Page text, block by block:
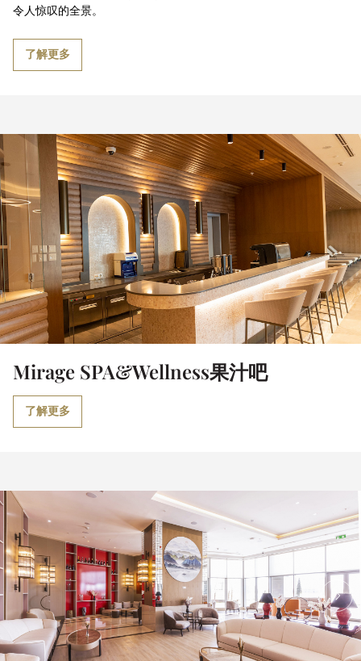
令人惊叹的全景。
了解更多
Mirage SPA&Wellness果汁吧
了解更多